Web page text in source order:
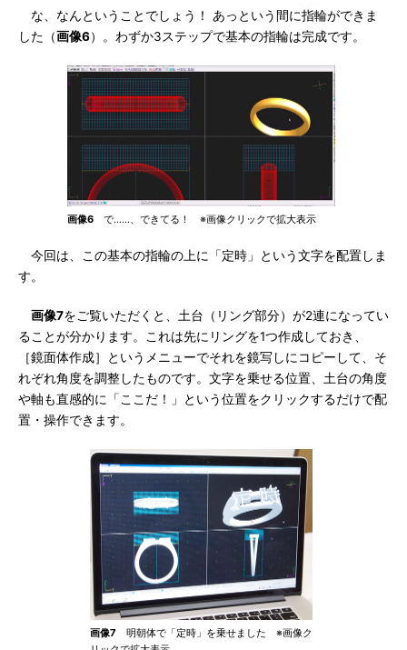
な、なんということでしょう！ あっという間に指輪ができま
した（画像6）。わずか3ステップで基本の指輪は完成です。
画像6 で……、できてる！ ※画像クリックで拡大表示
今回は、この基本の指輪の上に「定時」という文字を配置しま
す。
画像7をご覧いただくと、土台（リング部分）が2連になってい
ることが分かります。これは先にリングを1つ作成しておき、
［鏡面体作成］というメニューでそれを鏡写しにコピーして、そ
れぞれ角度を調整したものです。文字を乗せる位置、土台の角度
や軸も直感的に「ここだ！」という位置をクリックするだけで配
置・操作できます。
画像7 明朝体で「定時」を乗せました ※画像ク